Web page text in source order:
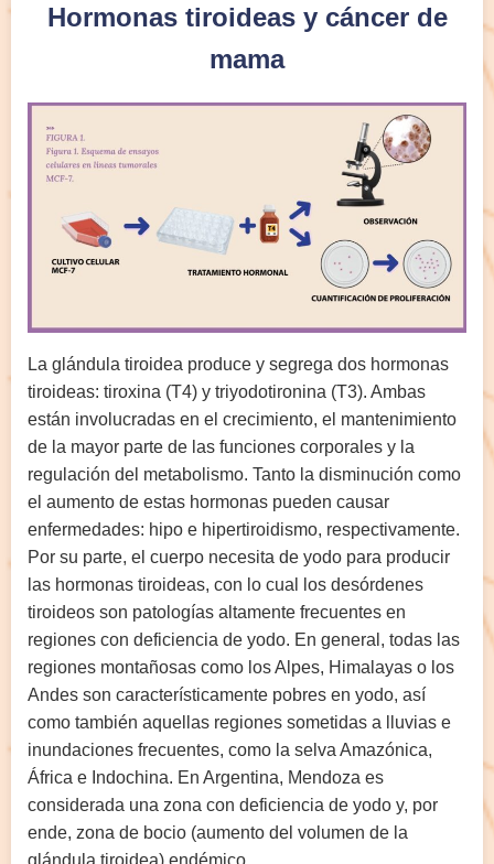
Hormonas tiroideas y cáncer de
mama
La glándula tiroidea produce y segrega dos hormonas
tiroideas: tiroxina (T4) y triyodotironina (T3). Ambas
están involucradas en el crecimiento, el mantenimiento
de la mayor parte de las funciones corporales y la
regulación del metabolismo. Tanto la disminución como
el aumento de estas hormonas pueden causar
enfermedades: hipo e hipertiroidismo, respectivamente.
Por su parte, el cuerpo necesita de yodo para producir
las hormonas tiroideas, con lo cual los desórdenes
tiroideos son patologías altamente frecuentes en
regiones con deficiencia de yodo. En general, todas las
regiones montañosas como los Alpes, Himalayas o los
Andes son característicamente pobres en yodo, así
como también aquellas regiones sometidas a lluvias e
inundaciones frecuentes, como la selva Amazónica,
África e Indochina. En Argentina, Mendoza es
considerada una zona con deficiencia de yodo y, por
ende, zona de bocio (aumento del volumen de la
glándula tiroidea) endémico.